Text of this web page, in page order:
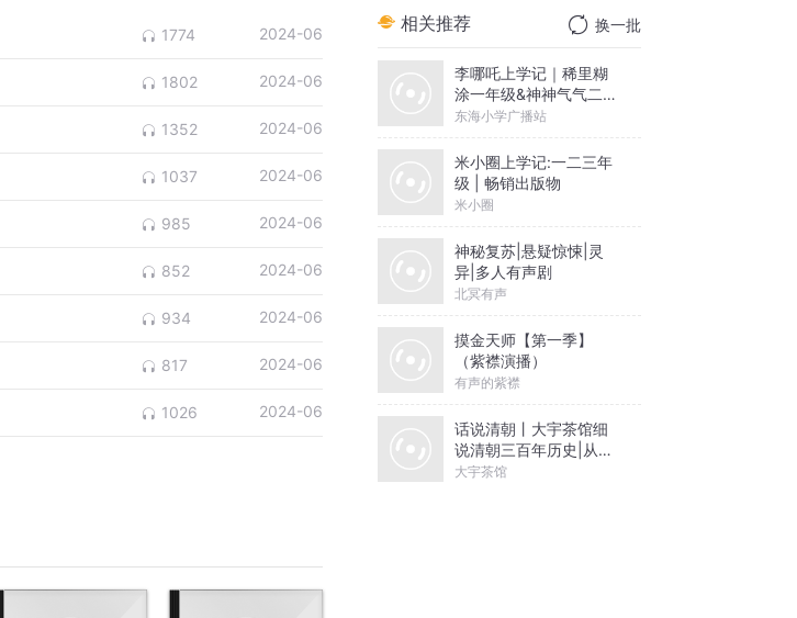
1774 2024-06
1802 2024-06
1352 2024-06
1037 2024-06
985 2024-06
852 2024-06
934 2024-06
817 2024-06
1026 2024-06
相关推荐 换一批
李哪吒上学记｜稀里糊
涂一年级&神神气气二年
级
东海小学广播站
米小圈上学记:一二三年
级 | 畅销出版物
米小圈
神秘复苏|悬疑惊悚|灵
异|多人有声剧
北冥有声
摸金天师【第一季】
（紫襟演播）
有声的紫襟
话说清朝丨大宇茶馆细
说清朝三百年历史|从努
尔哈赤到末代皇帝溥仪|
大宇茶馆